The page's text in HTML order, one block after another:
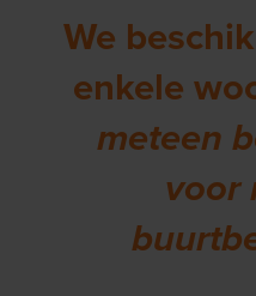
We
enkele
meteen
voor